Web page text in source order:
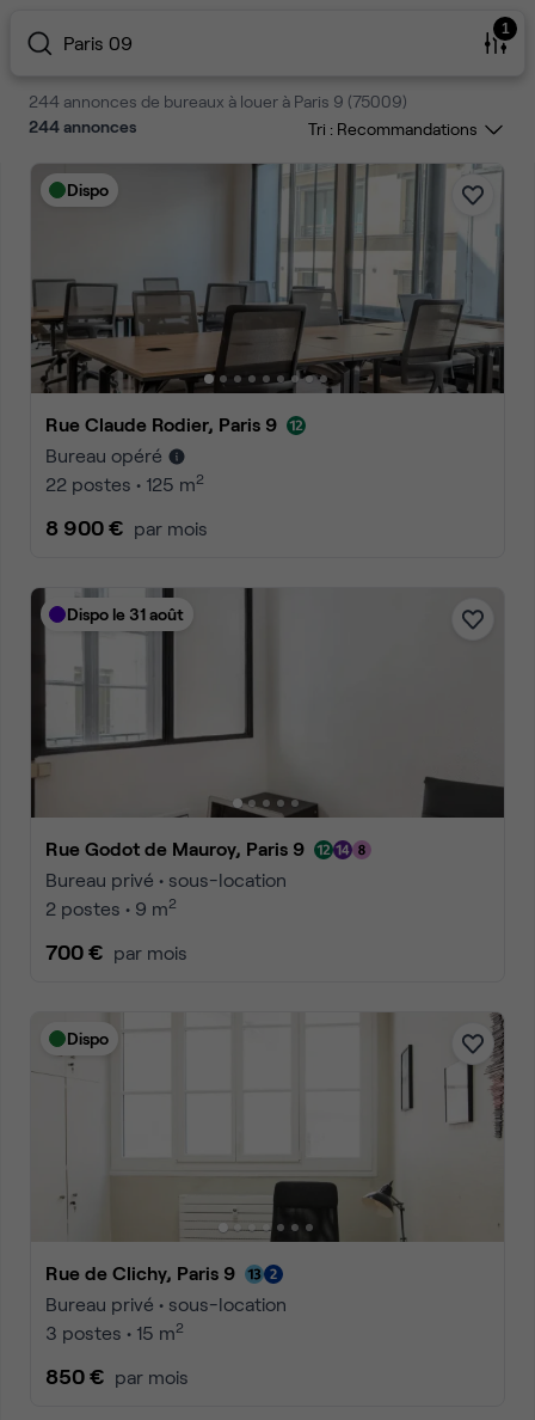
Paris 09
1
244 annonces de bureaux à louer à Paris 9 (75009)
244annonces Tri :
Dispo
Rue Claude Rodier, Paris 9
Bureau opéré
22 postes • 125 m2
8 900 € par mois
Dispo le 31 août
Rue Godot de Mauroy, Paris 9
Bureau privé • sous-location
2 postes • 9 m2
700 € par mois
Dispo
Rue de Clichy, Paris 9
Bureau privé • sous-location
3 postes • 15 m2
850 € par mois